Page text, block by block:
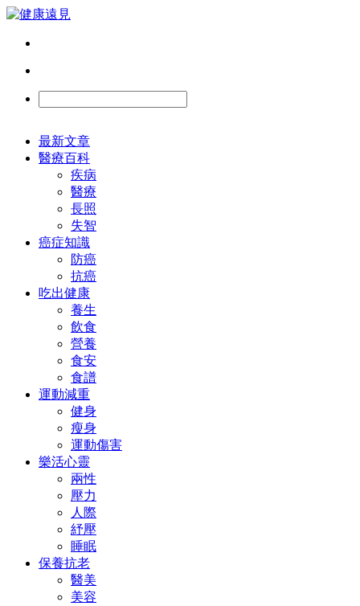
最新文章
醫療百科
疾病
醫療
長照
失智
癌症知識
防癌
抗癌
吃出健康
養生
飲食
營養
食安
食譜
運動減重
健身
瘦身
運動傷害
樂活心靈
兩性
壓力
人際
紓壓
睡眠
保養抗老
醫美
美容